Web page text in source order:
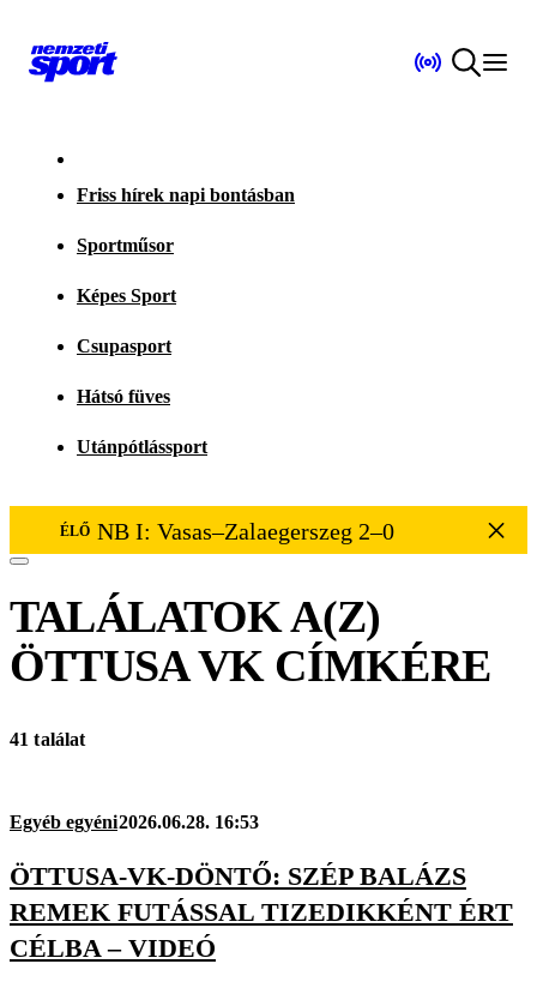
Friss hírek napi bontásban
Sportműsor
Képes Sport
Csupasport
Hátsó füves
Utánpótlássport
ÉLŐ NB I: Vasas–Zalaegerszeg 2–0
TALÁLATOK A(Z)
ÖTTUSA VKCÍMKÉRE
41 találat
Egyéb egyéni2026.06.28. 16:53
ÖTTUSA-VK-DÖNTŐ: SZÉP BALÁZS
REMEK FUTÁSSAL TIZEDIKKÉNT ÉRT
CÉLBA – VIDEÓ